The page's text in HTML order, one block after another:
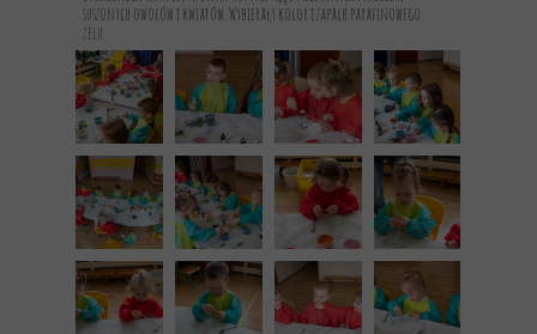
REKRUTACJA
GALERIA
KONTAKT
DOKUMENTY
suszonych owoców i kwiatów. Wybierały kolor i zapach parafinowego
żelu.